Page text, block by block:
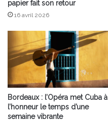
papier fait son retour
16 avril 2026
Bordeaux : l’Opéra met Cuba à
l’honneur le temps d’une
semaine vibrante